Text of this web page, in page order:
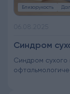
Близорукость
Синдром
Синдром сухого